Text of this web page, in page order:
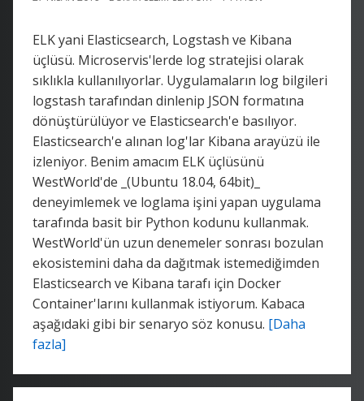
ELK yani Elasticsearch, Logstash ve Kibana
üçlüsü. Microservis'lerde log stratejisi olarak
sıklıkla kullanılıyorlar. Uygulamaların log bilgileri
logstash tarafından dinlenip JSON formatına
dönüştürülüyor ve Elasticsearch'e basılıyor.
Elasticsearch'e alınan log'lar Kibana arayüzü ile
izleniyor. Benim amacım ELK üçlüsünü
WestWorld'de _(Ubuntu 18.04, 64bit)_
deneyimlemek ve loglama işini yapan uygulama
tarafında basit bir Python kodunu kullanmak.
WestWorld'ün uzun denemeler sonrası bozulan
ekosistemini daha da dağıtmak istemediğimden
Elasticsearch ve Kibana tarafı için Docker
Container'larını kullanmak istiyorum. Kabaca
aşağıdaki gibi bir senaryo söz konusu. [Daha
fazla]